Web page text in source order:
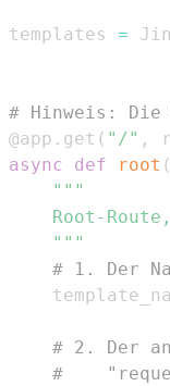
templates =
# Hinweis:
@app . get ( "/" ,
async
def root (
    """
# 1. Der
# 2. Der
#